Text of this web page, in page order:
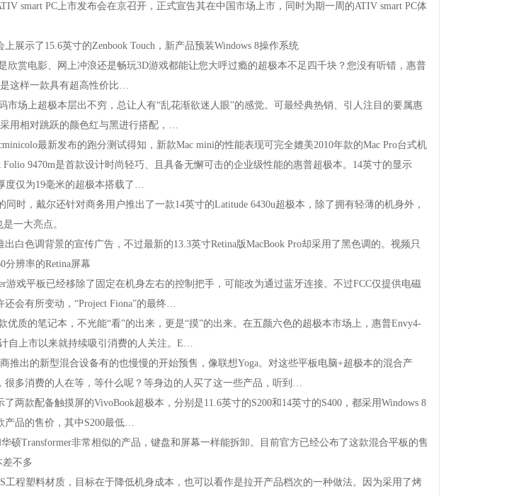
上市发布会在京召开，正式宣告其在中国市场上市，同时为期一周的ATIVsmartPC体
示了15.6英寸的ZenbookTouch，新产品预装Windows8操作系统
赏电影、网上冲浪还是畅玩3D游戏都能让您大呼过瘾的超极本不足四千块？您没有听错，惠普
这样一款具有超高性价比…
场上超极本层出不穷，总让人有“乱花渐欲迷人眼”的感觉。可最经典热销、引人注目的要属惠
用相对跳跃的颜色红与黑进行搭配，…
最新发布的跑分测试得知，新款Macmini的性能表现可完全媲美2010年款的MacPro台式机
是首款设计时尚轻巧、且具备无懈可击的企业级性能的惠普超极本。14英寸的显示
度仅为19毫米的超极本搭载了…
，戴尔还针对商务用户推出了一款14英寸的Latitude6430u超极本，除了拥有轻薄的机身外，
一大亮点。
色调背景的宣传广告，不过最新的13.3英寸Retina版MacBookPro却采用了黑色调的。视频只
辨率的Retina屏幕
戏平板已经移除了固定在机身左右的控制把手，可能改为通过蓝牙连接。不过FCC仅提供电磁
会有所变动，“ProjectFiona”的最终…
质的笔记本，不光能“看”的出来，更是“摸”的出来。在五颜六色的超极本市场上，惠普Envy4-
自上市以来就持续吸引消费的人关注。E…
出的新型混合设备有的也慢慢的开始预售，像联想Yoga。对这些平板电脑+超极本的混合产
很多消费的人在等，等什么呢？等身边的人买了这一些产品，听到…
款配备触摸屏的VivoBook超极本，分别是11.6英寸的S200和14英寸的S400，都采用Windows8
产品的售价，其中S200最低…
非常相似的产品，键盘和屏幕一样能拆卸。目前官方已经公布了这款混合平板的售
不多
塑料材质，目标在于降低机身成本，也可以看作是拉开产品档次的一种做法。因为采用了烤